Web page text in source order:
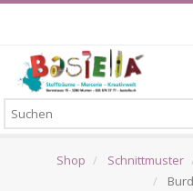
Skip
content
Shop Schnittmuster